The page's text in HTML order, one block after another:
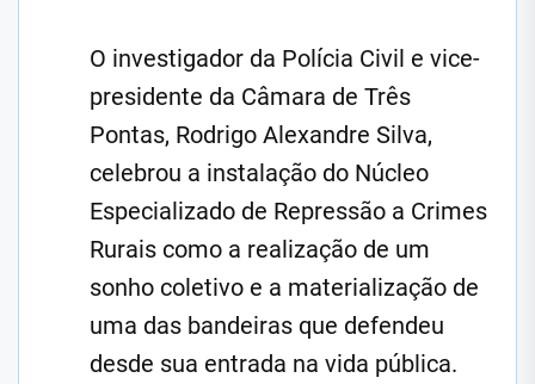
O investigador da Polícia Civil e vice-
presidente da Câmara de Três
Pontas, Rodrigo Alexandre Silva,
celebrou a instalação do Núcleo
Especializado de Repressão a Crimes
Rurais como a realização de um
sonho coletivo e a materialização de
uma das bandeiras que defendeu
desde sua entrada na vida pública.